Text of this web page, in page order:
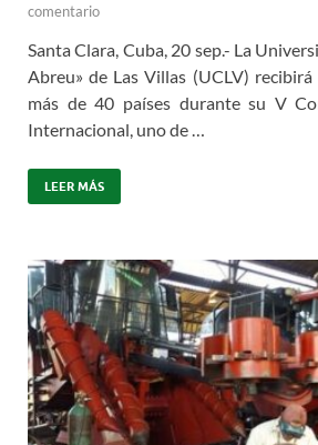
comentario
Santa Clara, Cuba, 20 sep.- La
Abreu» de Las Villas (UCLV)
más de 40 países durante su V
Internacional, uno de …
LEER MÁS